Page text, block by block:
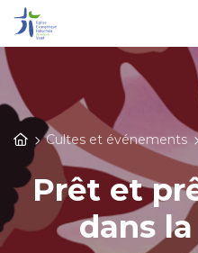
Cultes et événements
Prêt et
dans
Panneau de gestion des